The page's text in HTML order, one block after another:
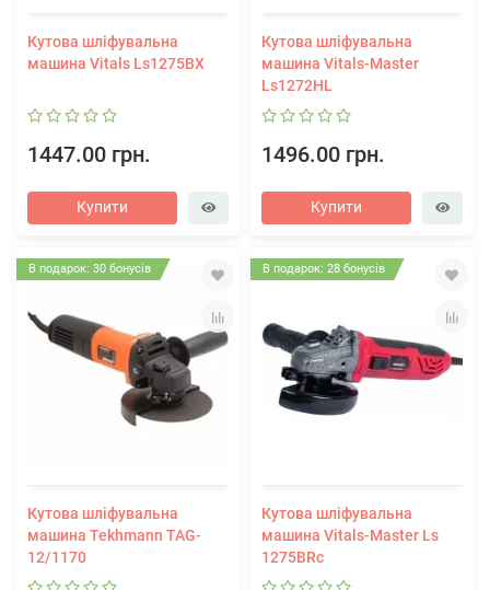
Кутова шліфувальна
машина Vitals Ls1275BX
1447.00 грн.
Купити
Кутова шліфувальна
машина Vitals-Master
Ls1272HL
1496.00 грн.
Купити
В подарок: 30 бонусів
Кутова шліфувальна
машина Tekhmann TAG-
12/1170
В подарок: 28 бонусів
Кутова шліфувальна
машина Vitals-Master Ls
1275BRc